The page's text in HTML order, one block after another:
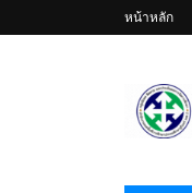
หน้าหลัก